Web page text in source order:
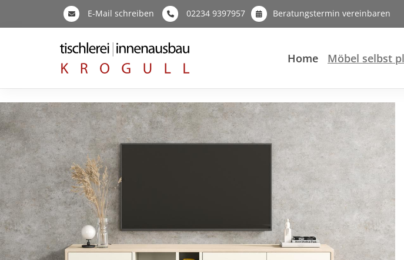
E-Mail schreiben 02234 9397957 Beratungstermin vereinbaren
Home Möbel selbst